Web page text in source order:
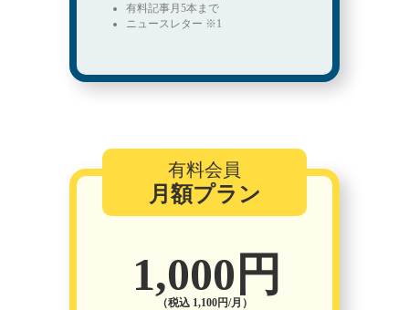
有料記事月5本まで
ニュースレター ※1
有料会員
月額プラン
1,000円
（税込 1,100円/月）